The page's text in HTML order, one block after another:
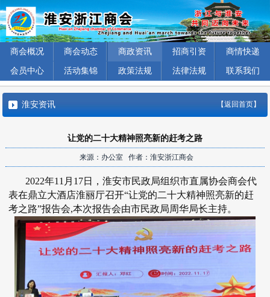
商会概况 商会动态 商政资讯 招商引资 商情快递
会员中心 活动集锦 政策法规 法律法规 联系我们
淮安资讯 【返回首页】
让党的二十大精神照亮新的赶考之路
来源：办公室 作者：淮安浙江商会
2022年11月17日，淮安市民政局组织市直属协会商会代
表在鼎立大酒店淮丽厅召开“让党的二十大精神照亮新的赶
考之路”报告会,本次报告会由市民政局周华局长主持。